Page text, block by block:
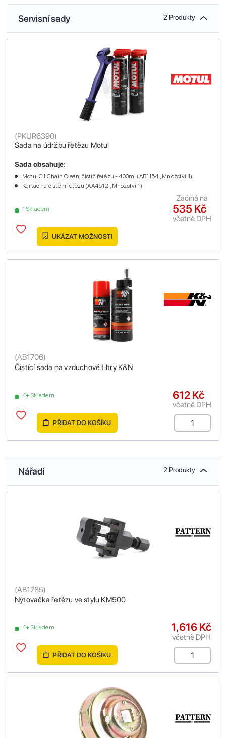
Servisní sady 2 Produkty
Sada na údržbu řetězu Motul
(PKUR6390)
1 Skladem
Sada obsahuje:
Motul C1 Chain Clean, čistič řetězu - 400ml (AB1154 , Množství 1)
Kartáč na čištění řetězu (AA4512 , Množství 1)
535 Kč
včetně DPH
Začíná na
UKÁZAT MOŽNOSTI
Čistící sada na vzduchové filtry K&N
(AB1706)
4+ Skladem 612 Kč
včetně DPH
PŘIDAT DO KOŠÍKU
Nářadí 2 Produkty
Nýtovačka řetězu ve stylu KM500
(AB1785)
4+ Skladem 1,616 Kč
včetně DPH
PŘIDAT DO KOŠÍKU